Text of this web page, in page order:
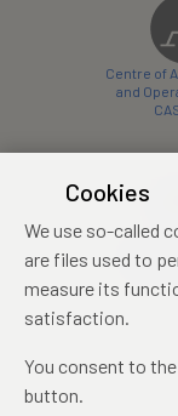
Centre of
and
Cookies
We use so-called
are files used to
measure its
satisfaction.
You consent to
button.